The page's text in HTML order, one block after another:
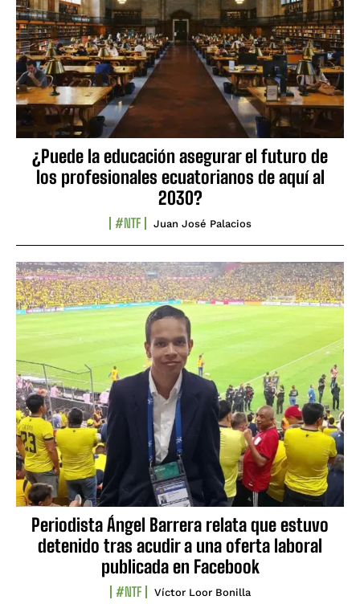
¿Puede la educación asegurar el futuro de
los profesionales ecuatorianos de aquí al
2030?
#NTF Juan José Palacios
Periodista Ángel Barrera relata que estuvo
detenido tras acudir a una oferta laboral
publicada en Facebook
#NTF Víctor Loor Bonilla